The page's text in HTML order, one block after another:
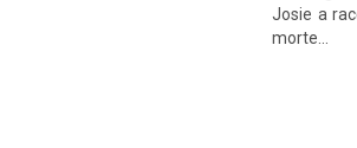
Josie a
morte...